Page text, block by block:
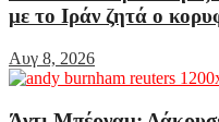
με το Ιράν ζητά ο
Αυγ 8, 2026